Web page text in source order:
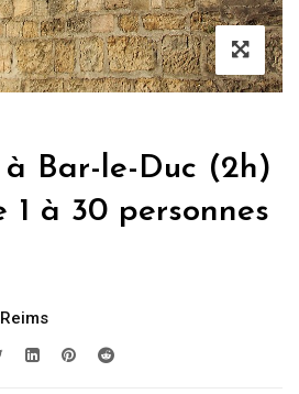
à Bar-le-Duc (2h)
1 à 30 personnes
Reims